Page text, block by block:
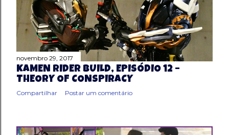
novembro 29, 2017
KAMEN RIDER BUILD, EPISÓDIO 12 –
THEORY OF CONSPIRACY
Compartilhar Postar um comentário